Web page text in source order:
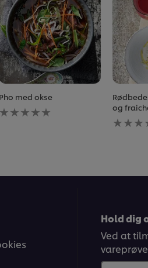
Pho med okse
Ingen
bedømmelser
og
Ingen
Hold dig
Ved at